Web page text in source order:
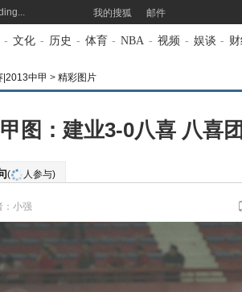
我的搜狐 邮件
- 文化 - 历史 - 体育 - NBA - 视频 - 娱谈 -
|2013中甲 > 精彩图片
图：建业3-0八喜 八喜
( 人参与)
：小强